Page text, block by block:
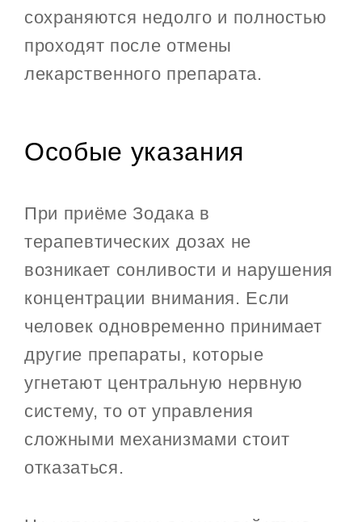
сохраняются недолго и полностью
проходят после отмены
лекарственного препарата.
Особые указания
При приёме Зодака в
терапевтических дозах не
возникает сонливости и нарушения
концентрации внимания. Если
человек одновременно принимает
другие препараты, которые
угнетают центральную нервную
систему, то от управления
сложными механизмами стоит
отказаться.